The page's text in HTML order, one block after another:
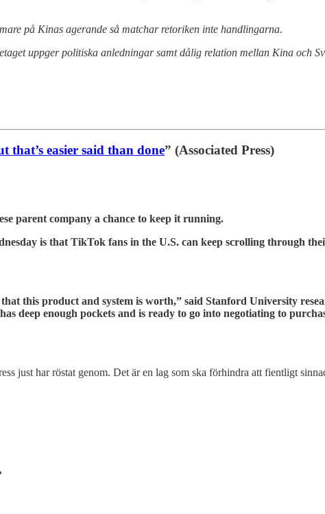
på Kinas agerande så matchar retoriken inte handlingarna.
uppger politiska anledningar samt dålig relation mellan Kina och
that’s easier said than done” (Associated Press)
parent company a chance to keep it running.
is that TikTok fans in the U.S. can keep scrolling through
this product and system is worth,” said Stanford University
deep enough pockets and is ready to go into negotiating to
just har röstat genom. Det är en lag som ska förhindra att fientligt